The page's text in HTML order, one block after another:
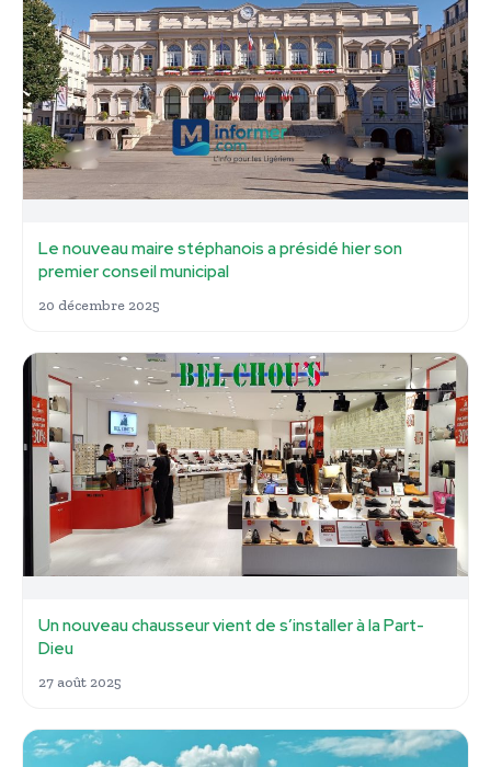
Le nouveau maire stéphanois a présidé hier son
premier conseil municipal
20 décembre 2025
Un nouveau chausseur vient de s’installer à la Part-
Dieu
27 août 2025